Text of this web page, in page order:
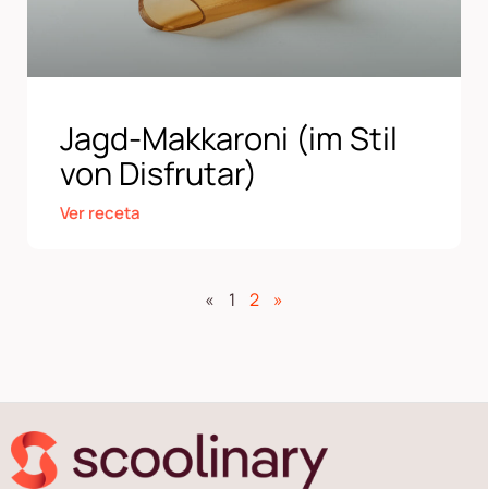
Jagd-Makkaroni (im Stil
von Disfrutar)
Ver receta
« 1 2 »